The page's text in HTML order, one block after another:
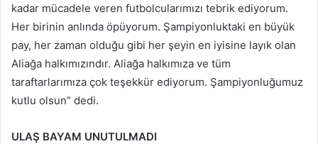
kadar mücadele veren futbolcularımızı tebrik ediyorum.
Her birinin anlında öpüyorum. Şampiyonluktaki en büyük
pay, her zaman olduğu gibi her şeyin en iyisine layık olan
Aliağa halkımızındır. Aliağa halkımıza ve tüm
taraftarlarımıza çok teşekkür ediyorum. Şampiyonluğumuz
kutlu olsun” dedi.
ULAŞ BAYAM UNUTULMADI